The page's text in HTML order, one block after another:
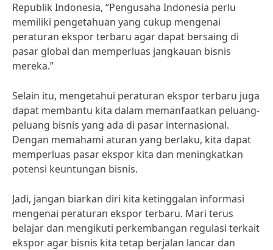
Republik Indonesia, “Pengusaha Indonesia perlu
memiliki pengetahuan yang cukup mengenai
peraturan ekspor terbaru agar dapat bersaing di
pasar global dan memperluas jangkauan bisnis
mereka.”
Selain itu, mengetahui peraturan ekspor terbaru juga
dapat membantu kita dalam memanfaatkan peluang-
peluang bisnis yang ada di pasar internasional.
Dengan memahami aturan yang berlaku, kita dapat
memperluas pasar ekspor kita dan meningkatkan
potensi keuntungan bisnis.
Jadi, jangan biarkan diri kita ketinggalan informasi
mengenai peraturan ekspor terbaru. Mari terus
belajar dan mengikuti perkembangan regulasi terkait
ekspor agar bisnis kita tetap berjalan lancar dan